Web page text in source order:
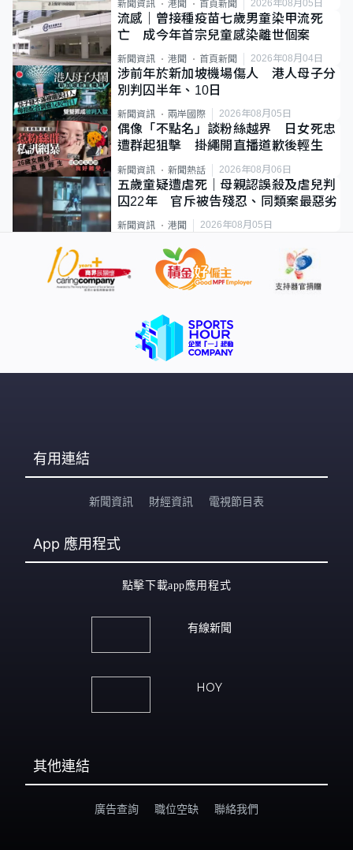
新聞資訊 港聞 首頁新聞 2026年08月05日
流感｜曾接種疫苗七歲男童染甲流死
亡 成今年首宗兒童感染離世個案
新聞資訊 港聞 首頁新聞 2026年08月04日
涉前年於新加坡機場傷人 港人母子分
別判囚半年、10日
新聞資訊 兩岸國際 2026年08月05日
偶像「不點名」談粉絲越界 日女死忠
遭群起狙擊 掛繩開直播道歉後輕生
新聞資訊 新聞熱話 2026年08月06日
五歲童疑遭虐死｜母親認誤殺及虐兒判
囚22年 官斥被告殘忍、同類案最惡劣
新聞資訊 港聞 2026年08月05日
有用連結
新聞資訊 財經資訊 電視節目表
App 應用程式
點擊下載app應用程式
有線新聞
HOY
其他連結
廣告查詢 職位空缺 聯絡我們